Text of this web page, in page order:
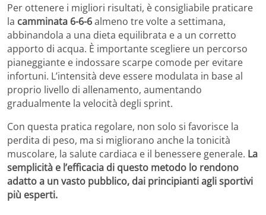
Per ottenere i migliori risultati, è consigliabile praticare
la camminata 6-6-6almeno tre volte a settimana,
abbinandola a una dieta equilibrata e a un corretto
apporto di acqua. È importante scegliere un percorso
pianeggiante e indossare scarpe comode per evitare
infortuni. L’intensità deve essere modulata in base al
proprio livello di allenamento, aumentando
gradualmente la velocità degli sprint.
Con questa pratica regolare, non solo si favorisce la
perdita di peso, ma si migliorano anche la tonicità
muscolare, la salute cardiaca e il benessere generale. La
semplicità e l’efficacia di questo metodo lo rendono
adatto a un vasto pubblico, dai principianti agli sportivi
più esperti.